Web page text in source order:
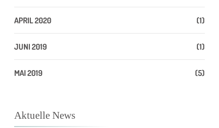
APRIL 2020 (1)
JUNI 2019 (1)
MAI 2019 (5)
Aktuelle News